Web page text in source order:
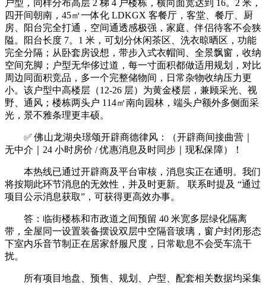
户型，同样分布高层 2 梯 4 户楼栋，横向面宽达到 16。2 米，
四开间朝南，45㎡一体化 LDKGX 客餐厅，客堂、餐厅、厨
房、阳台完全打通，空间通透感极强，家庭、伴侣待客不会狭
隘。阳台长度 7。1 米，可划分休闲茶区、洗衣晾晒区，功能
完全分隔；从卧套房设想，带步入式衣帽间、全景飘窗，收纳
空间充脚；户型无华侈过道，每一寸面积都做适用规划，对比
周边同面积竞品，多一个完整储物间，日常杂物收纳压力更
小。该户型中高楼层（12-26 层）为黄金楼层，兼顾采光、视
野、通风；楼栋两头户 114㎡南向园林，端头户额外多侧面采
光，景不雅条理更丰硕。
✅ 佛山龙湖央璟颂开辟商德律风：（开辟商间接曲营｜
无中介｜24 小时房价 / 优惠消息及时同步｜现私保障）！
本热线已通过开辟商及平台审核，消息实正在通明。我们
将按期此环节消息的无效性，并及时更新。 联系时提及 “通过
项目公示消息获取”，可获得更高效办事。
答：临街楼栋和市政道之间预留 40 米宽多层绿化隔离
带，全屋同一设置装备摆设双层中空隔音玻璃，窗户封闭形态
下室内乐音节制正在居家舒服尺度，日常歇息不会受车流干
扰。
所有项目地盘、预售、规划、户型、配套相关数据均采集